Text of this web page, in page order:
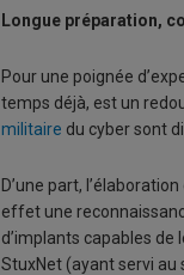
Longue préparation,
Pour une poignée
temps déjà, est un
militaire du cyber sont
D’une part,
effet une
d’implants capables
StuxNet (ayant servi au